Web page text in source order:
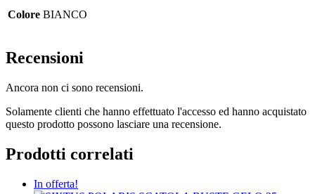
Colore BIANCO
Recensioni
Ancora non ci sono recensioni.
Solamente clienti che hanno effettuato l'accesso ed hanno acquistato
questo prodotto possono lasciare una recensione.
Prodotti correlati
In offerta!